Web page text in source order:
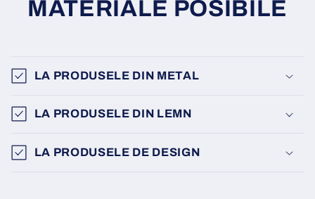
MATERIALE POSIBILE
LA PRODUSELE DIN METAL
LA PRODUSELE DIN LEMN
LA PRODUSELE DE DESIGN